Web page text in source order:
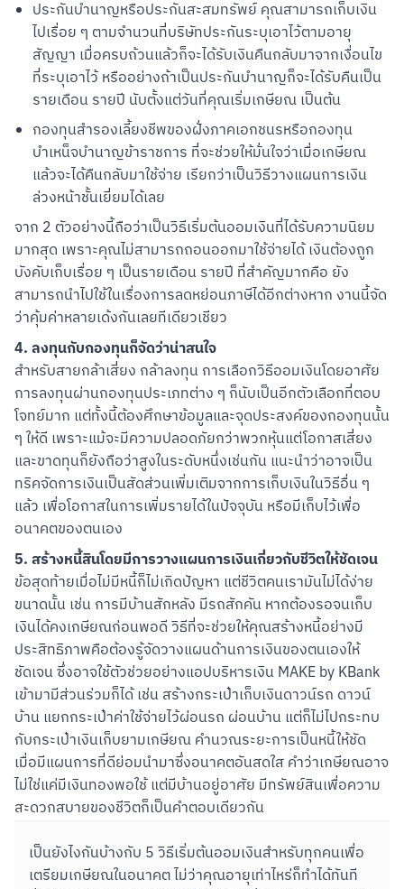
สแกนเพื่อดาวน์โหลด
ประกันบำนาญหรือประกันสะสมทรัพย์ คุณสามารถเก็บเงิน
ไปเรื่อย ๆ ตามจำนวนที่บริษัทประกันระบุเอาไว้ตามอายุ
สัญญา เมื่อครบถ้วนแล้วก็จะได้รับเงินคืนกลับมาจากเงื่อนไข
ที่ระบุเอาไว้ หรืออย่างถ้าเป็นประกันบำนาญก็จะได้รับคืนเป็น
รายเดือน รายปี นับตั้งแต่วันที่คุณเริ่มเกษียณ เป็นต้น
กองทุนสำรองเลี้ยงชีพของฝั่งภาคเอกชนรหรือกองทุน
บำเหน็จบำนาญข้าราชการ ที่จะช่วยให้มั่นใจว่าเมื่อเกษียณ
แล้วจะได้คืนกลับมาใช้จ่าย เรียกว่าเป็นวิธีวางแผนการเงิน
ล่วงหน้าชั้นเยี่ยมได้เลย
จาก 2 ตัวอย่างนี้ถือว่าเป็นวิธีเริ่มต้นออมเงินที่ได้รับความนิยม
มากสุด เพราะคุณไม่สามารถถอนออกมาใช้จ่ายได้ เงินต้องถูก
บังคับเก็บเรื่อย ๆ เป็นรายเดือน รายปี ที่สำคัญมากคือ ยัง
สามารถนำไปใช้ในเรื่องการลดหย่อนภาษีได้อีกต่างหาก งานนี้จัด
ว่าคุ้มค่าหลายเด้งกันเลยทีเดียวเชียว
4. ลงทุนกับกองทุนก็จัดว่าน่าสนใจ
สำหรับสายกล้าเสี่ยง กล้าลงทุน การเลือกวิธีออมเงินโดยอาศัย
การลงทุนผ่านกองทุนประเภทต่าง ๆ ก็นับเป็นอีกตัวเลือกที่ตอบ
โจทย์มาก แต่ทั้งนี้ต้องศึกษาข้อมูลและจุดประสงค์ของกองทุนนั้น
ๆ ให้ดี เพราะแม้จะมีความปลอดภัยกว่าพวกหุ้นแต่โอกาสเสี่ยง
และขาดทุนก็ยังถือว่าสูงในระดับหนึ่งเช่นกัน แนะนำว่าอาจเป็น
ทริคจัดการเงินเป็นสัดส่วนเพิ่มเติมจากการเก็บเงินในวิธีอื่น ๆ
แล้ว เพื่อโอกาสในการเพิ่มรายได้ในปัจจุบัน หรือมีเก็บไว้เพื่อ
อนาคตของตนเอง
5. สร้างหนี้สินโดยมีการวางแผนการเงินเกี่ยวกับชีวิตให้ชัดเจน
ข้อสุดท้ายเมื่อไม่มีหนี้ก็ไม่เกิดปัญหา แต่ชีวิตคนเรามันไม่ได้ง่าย
ขนาดนั้น เช่น การมีบ้านสักหลัง มีรถสักคัน หากต้องรอจนเก็บ
เงินได้คงเกษียณก่อนพอดี วิธีที่จะช่วยให้คุณสร้างหนี้อย่างมี
ประสิทธิภาพคือต้องรู้จัดวางแผนด้านการเงินของตนเองให้
ชัดเจน ซึ่งอาจใช้ตัวช่วยอย่างแอปบริหารเงิน MAKE by KBank
เข้ามามีส่วนร่วมก็ได้ เช่น สร้างกระเป๋าเก็บเงินดาวน์รถ ดาวน์
บ้าน แยกกระเป๋าค่าใช้จ่ายไว้ผ่อนรถ ผ่อนบ้าน แต่ก็ไม่ไปกระทบ
กับกระเป๋าเงินเก็บยามเกษียณ คำนวณระยะการเป็นหนี้ให้ชัด
เมื่อมีแผนการที่ดีย่อมนำมาซึ่งอนาคตอันสดใส คำว่าเกษียณอาจ
ไม่ใช่แค่มีเงินทองพอใช้ แต่มีบ้านอยู่อาศัย มีทรัพย์สินเพื่อความ
สะดวกสบายของชีวิตก็เป็นคำตอบเดียวกัน
เป็นยังไงกันบ้างกับ 5 วิธีเริ่มต้นออมเงินสำหรับทุกคนเพื่อ
เตรียมเกษียณในอนาคต ไม่ว่าคุณอายุเท่าไหร่ก็ทำได้ทันที